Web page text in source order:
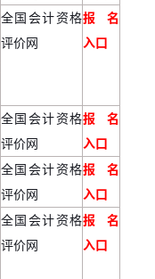
全国会计资格
评价网
报名
入口
全国会计资格
评价网
报名
入口
全国会计资格
评价网
报名
入口
全国会计资格
评价网
报名
入口